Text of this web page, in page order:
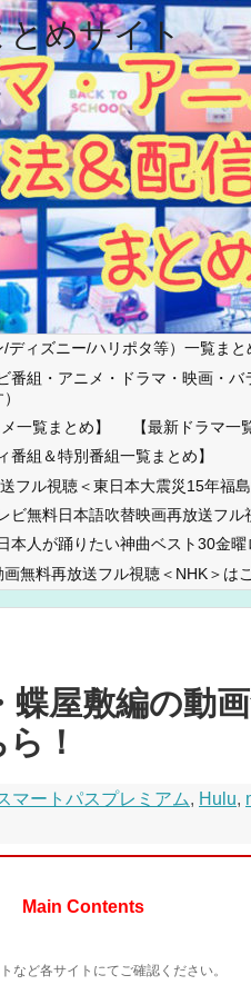
とめサイト
ィズニー/ハリポタ等）一覧まと
番組・アニメ・ドラマ・映画・
一覧まとめ】
【最新ドラマ一
番組＆特別番組一覧まとめ】
フル視聴＜東日本大震災15年福
ビ無料日本語吹替映画再放送フル
本人が踊りたい神曲ベスト30金
無料再放送フル視聴＜NHK＞は
蝶屋敷編の動
！
マートパスプレミアム, Hulu,
Main Contents
など各サイトにてご確認ください。